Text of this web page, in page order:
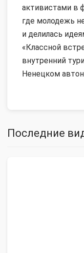
активистами в
где молодежь
и делилась
«Классной
внутренний
Ненецком
Последние